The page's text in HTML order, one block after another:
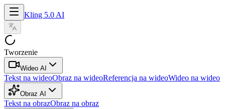
Kling 5.0 AI
Tworzenie
Wideo AI
Tekst na wideoObraz na wideoReferencja na wideoWideo na wideo
Obraz AI
Tekst na obrazObraz na obraz